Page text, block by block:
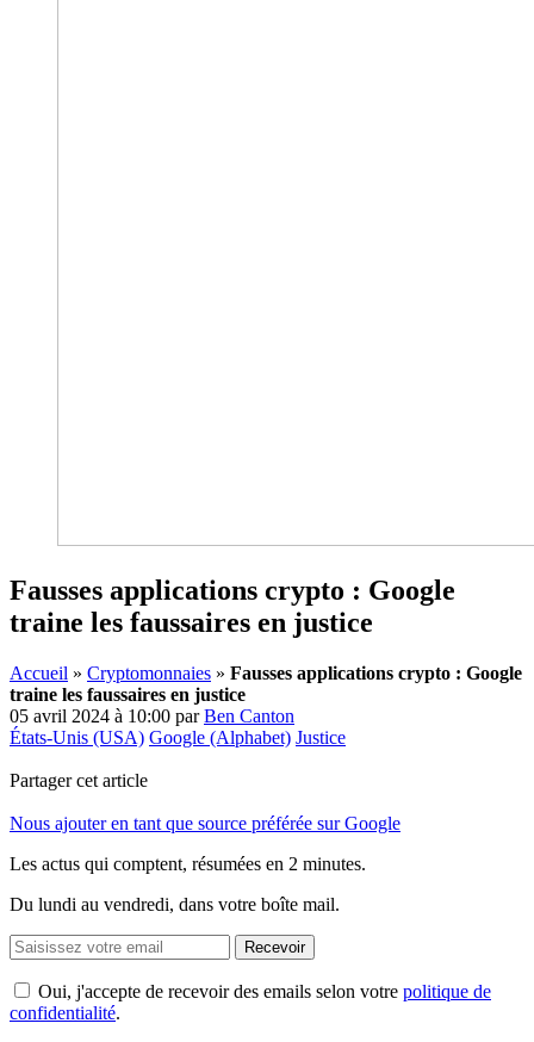
Fausses applications crypto : Google
traine les faussaires en justice
Accueil » Cryptomonnaies » Fausses applications crypto : Google
traine les faussaires en justice
05 avril 2024 à 10:00 parBen Canton
États-Unis (USA) Google (Alphabet) Justice
Partager cet article
Nous ajouter en tant que source préférée sur Google
Les actus qui comptent, résumées en 2 minutes.
Du lundi au vendredi, dans votre boîte mail.
Recevoir
Oui, j'accepte de recevoir des emails selon votre politique de
confidentialité.